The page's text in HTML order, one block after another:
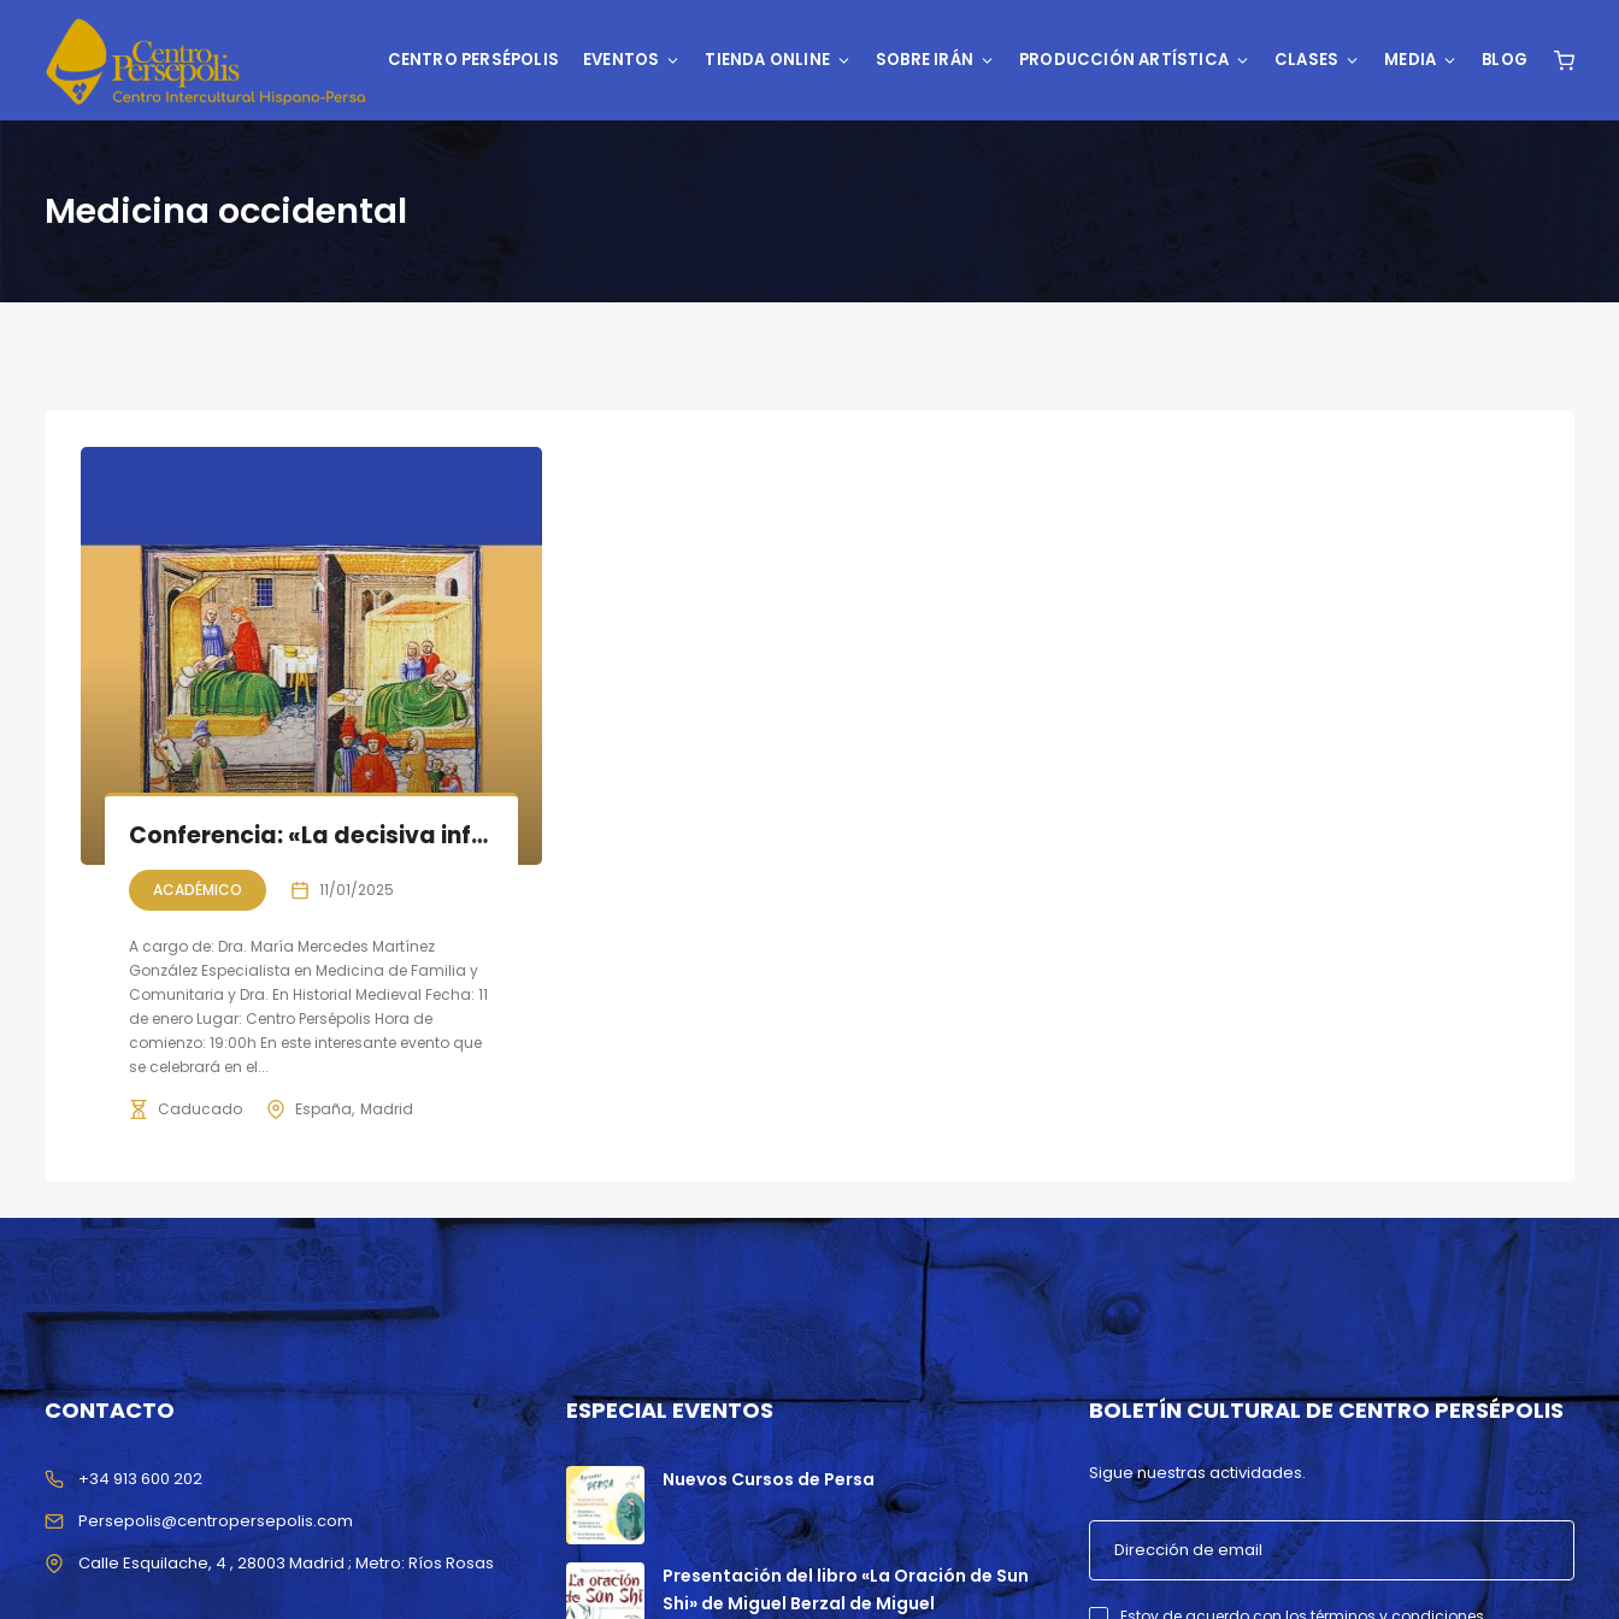
CENTRO PERSÉPOLIS EVENTOS TIENDA ONLINE SOBRE IRÁN PRODUCCIÓN ARTÍSTICA CLASES MEDIA BLOG
Medicina occidental
Conferencia: «La decisiva influencia de la medicina persa en la medicina occidental»
ACADÉMICO 11/01/2025
A cargo de: Dra. María Mercedes Martínez
González Especialista en Medicina de Familia y
Comunitaria y Dra. En Historial Medieval Fecha: 11
de enero Lugar: Centro Persépolis Hora de
comienzo: 19:00h En este interesante evento que
se celebrará en el...
Caducado España Madrid
CONTACTO
Persepolis@centropersepolis.com
+34 913 600 202
ESPECIAL EVENTOS
Nuevos Cursos de Persa
Presentación del libro «La Oración de Sun
Shi» de Miguel Berzal de Miguel
BOLETÍN CULTURAL DE CENTRO PERSÉPOLIS
Sigue nuestras actividades.